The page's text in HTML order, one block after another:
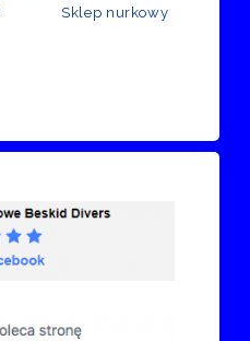
Sklep nurkowy